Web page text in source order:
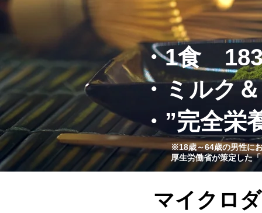
・1食
・ミルク
・”完全栄
※18歳～64歳の男性に
厚生労働省が策定した
マイクロ